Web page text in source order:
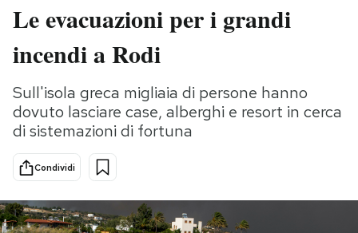
Italia
Politica
Tecnologia
Internet
Scienza
Cultura
Economia
Sport
Moda
Storie/Idee
Ok Boomer!
Le evacuazioni per i grandi
incendi a Rodi
Sull'isola greca migliaia di persone hanno
dovuto lasciare case, alberghi e resort in cerca
di sistemazioni di fortuna
Condividi